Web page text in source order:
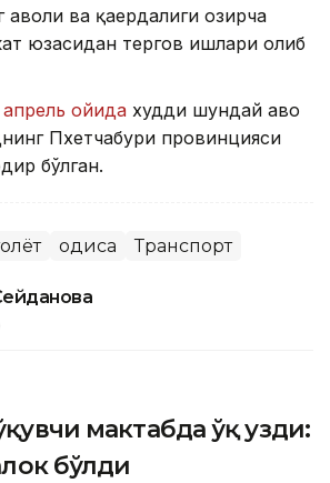
ва қаердалиги ҳозирча
юзасидан тергов ишлари олиб
апрель ойида худди шундай ҳаво
Пхетчабури провинцияси
бўлган.
Ҳодиса Транспорт
мактабда ўқ узди:
бўлди